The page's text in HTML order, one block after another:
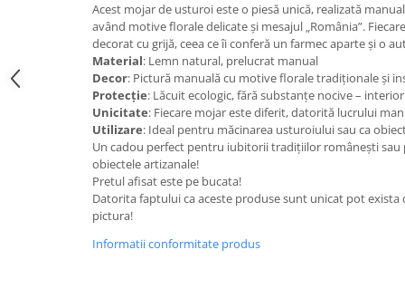
Acest mojar de usturoi este o piesă unică, realizată
având motive florale delicate și mesajul „România”.
decorat cu grijă, ceea ce îi conferă un farmec aparte și o
Material: Lemn natural, prelucrat manual
Decor: Pictură manuală cu motive florale tradiționale și
Protecție: Lăcuit ecologic, fără substanțe nocive –
Unicitate: Fiecare mojar este diferit, datorită lucrului
Utilizare: Ideal pentru măcinarea usturoiului sau ca
Un cadou perfect pentru iubitorii tradițiilor românești sau
obiectele artizanale!
Pretul afisat este pe bucata!
Datorita faptului ca aceste produse sunt unicat pot
pictura!
Informatii conformitate produs